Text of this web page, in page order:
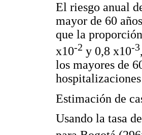
El riesgo anual
mayor de 60
que la
x10-2 y 0,8 x10-3
los mayores de
Estimación de
Usando la tasa